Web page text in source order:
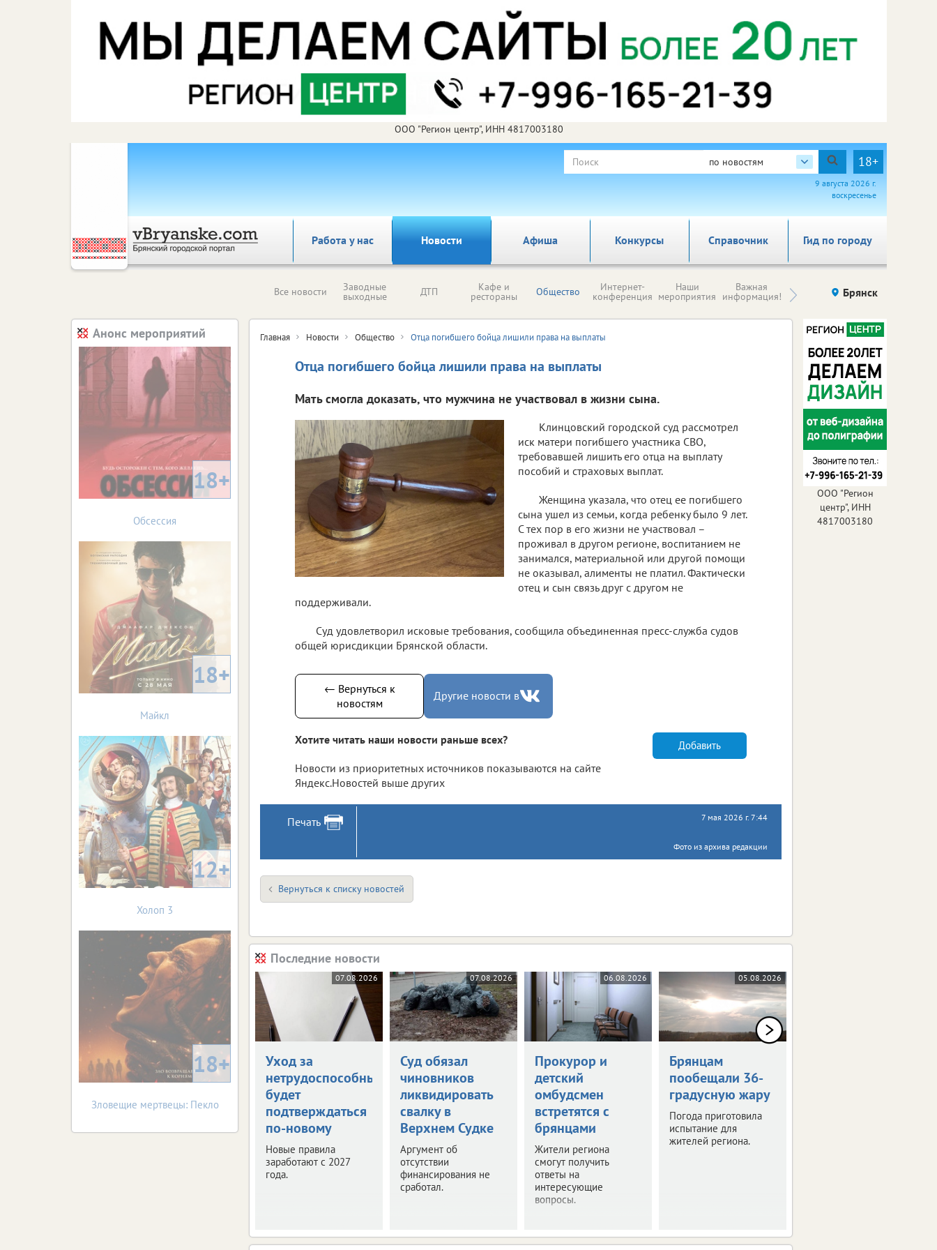
ООО "Регион центр", ИНН 4817003180
по новостям 18+
9 августа 2026 г.
воскресенье
Работа у нас Новости Афиша Справочник Гид по городу
Конкурсы
Все новости Заводные
выходные ДТП Кафе и
рестораны Общество Интернет-
конференция
Наши
мероприятия
Важная
информация! Происшествия Здоровье
Брянск
Главная Новости Общество Отца погибшего бойца лишили права на выплаты
Отца погибшего бойца лишили права на выплаты
Мать смогла доказать, что мужчина не участвовал в жизни сына.
Клинцовский городской суд рассмотрел
иск матери погибшего участника СВО,
требовавшей лишить его отца на выплату
пособий и страховых выплат.
Женщина указала, что отец ее погибшего
сына ушел из семьи, когда ребенку было 9 лет.
С тех пор в его жизни не участвовал –
проживал в другом регионе, воспитанием не
занимался, материальной или другой помощи
не оказывал, алименты не платил. Фактически
отец и сын связь друг с другом не
поддерживали.
Суд удовлетворил исковые требования, сообщила объединенная пресс-служба судов
общей юрисдикции Брянской области.
← Вернуться к
новостям
Другие новости в
Хотите читать наши новости раньше всех?
Новости из приоритетных источников показываются на сайте
Яндекс.Новостей выше других
Добавить
Печать 7 мая 2026 г. 7:44
Фото из архива редакции
Вернуться к списку новостей
Последние новости
07.08.2026
Уход за
нетрудоспособными
будет
подтверждаться
по-новому
Новые правила
заработают с 2027
года.
07.08.2026
Суд обязал
чиновников
ликвидировать
свалку в
Верхнем Судке
Аргумент об
отсутствии
финансирования не
сработал.
06.08.2026
Прокурор и
детский
омбудсмен
встретятся с
брянцами
Жители региона
смогут получить
ответы на
интересующие
вопросы.
05.08.2026
Брянцам
пообещали 36-
градусную жару
Погода приготовила
испытание для
жителей региона.
Анонс мероприятий
18+
Обсессия
18+
Майкл
12+
Холоп 3
18+
Зловещие мертвецы: Пекло
ООО "Регион
центр", ИНН
4817003180